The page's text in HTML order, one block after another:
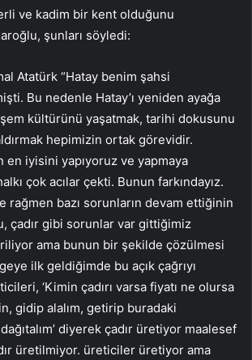
ve kadim bir kent olduğunu
şunları söyledi:
Atatürk “Hatay benim şahsi
Bu nedenle Hatay’ı yeniden ayağa
kültürünü yaşatmak, tarihi dokusunu
hepimizin ortak görevidir.
en iyisini yapıyoruz ve yapmaya
çok acılar çekti. Bunun farkındayız.
rağmen bazı sorunların devam ettiğinin
çadır gibi sorunlar var gittiğimiz
ama bunun bir şekilde çözülmesi
ilk geldiğimde bu açık çağrıyı
‘Kimin çadırı varsa fiyatı ne olursa
gidip alalım, getirip buradaki
diyerek çadır üretiyor maalesef
üretilmiyor. üreticiler üretiyor ama